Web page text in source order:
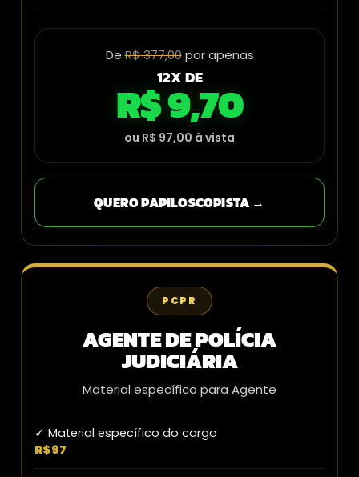
DeR$ 377,00por apenas
12X DE
R$ 9,70
ou R$ 97,00 à vista
QUERO PAPILOSCOPISTA →
PCPR
AGENTE DE POLÍCIA
JUDICIÁRIA
Material específico para Agente
✓ Material específico do cargo
R$97